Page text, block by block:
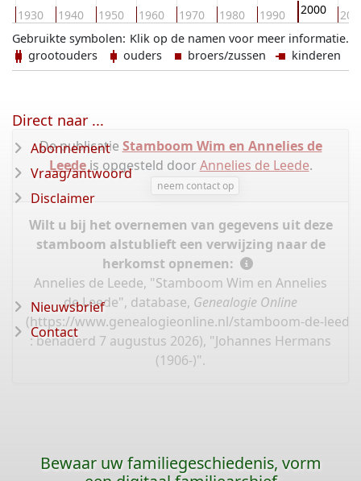
1930 1940 1950 1960 1970 1980 1990 2000
Klik op de namen voor meer informatie.
Gebruikte symbolen:
grootouders
ouders broers/zussen kinderen
De publicatie Stamboom Wim en Annelies de
Leedeis opgesteld doorAnnelies de Leede.
neem contact op
Wilt u bij het overnemen van gegevens uit deze
stamboom alstublieft een verwijzing naar de
herkomst opnemen:
Annelies de Leede, "Stamboom Wim en Annelies
de Leede", database, Genealogie Online
(https://www.genealogieonline.nl/stamboom-de-
: benaderd 7 augustus 2026), "Johannes Hermans
(1906-)".
Direct naar ...
Abonnement
Vraag/antwoord
Disclaimer
Nieuwsbrief
Contact
Bewaar uw familiegeschiedenis, vorm